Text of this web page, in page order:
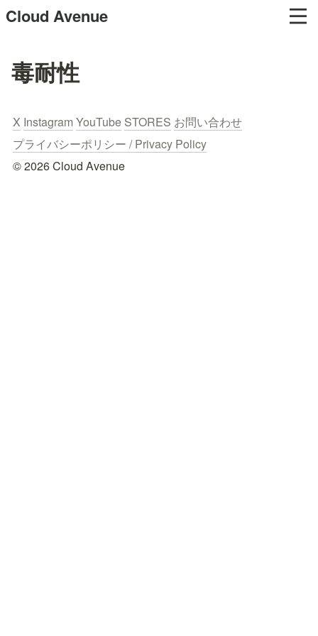
Cloud Avenue
毒耐性
X Instagram YouTube STORES お問い合わせ
プライバシーポリシー / Privacy Policy
© 2026 Cloud Avenue